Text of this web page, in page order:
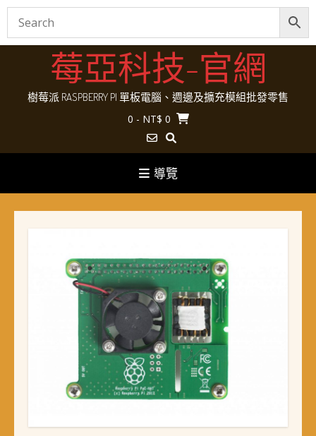
Skip
莓亞科技-官網
樹莓派 RASPBERRY PI 單板電腦、週邊及擴充模組批發零售
0 - NT$ 0
導覽